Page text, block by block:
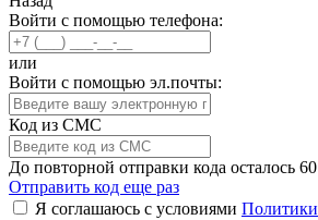
Войти с помощью телефона:
или
Войти с помощью эл.почты:
Код из СМС
До повторной отправки кода осталось 60
Отправить код еще раз
Я соглашаюсь с условиями Политики